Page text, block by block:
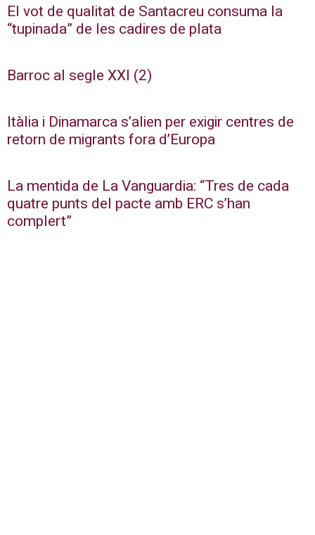
El vot de qualitat de Santacreu consuma la
“tupinada” de les cadires de plata
Barroc al segle XXI (2)
Itàlia i Dinamarca s’alien per exigir centres de
retorn de migrants fora d’Europa
La mentida de La Vanguardia: “Tres de cada
quatre punts del pacte amb ERC s’han
complert”